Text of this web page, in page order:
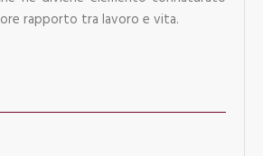
rapporto tra lavoro e vita.